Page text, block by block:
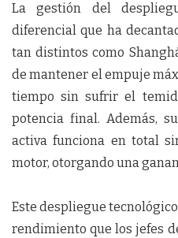
La gestión del
diferencial que ha
tan distintos como
de mantener el empuje
tiempo sin sufrir el
potencia final. Además,
activa funciona en total
motor, otorgando una
Este despliegue
rendimiento que los jefes